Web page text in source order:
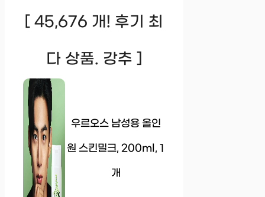
[ 45,676 개! 후기 최
다 상품. 강추 ]
우르오스 남성용 올인
원 스킨밀크, 200ml, 1
개